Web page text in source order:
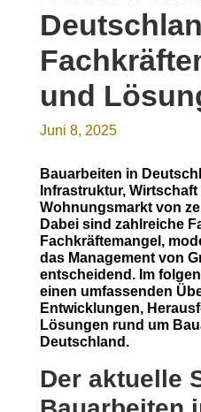
und
Juni 8, 2025
Bauarbeiten in
Infrastruktur,
Wohnungsmarkt von
Dabei sind zahlreiche
Fachkräftemangel,
das Management von
entscheidend. Im
einen umfassenden
Entwicklungen,
Lösungen rund um
Deutschland.
Der aktuelle